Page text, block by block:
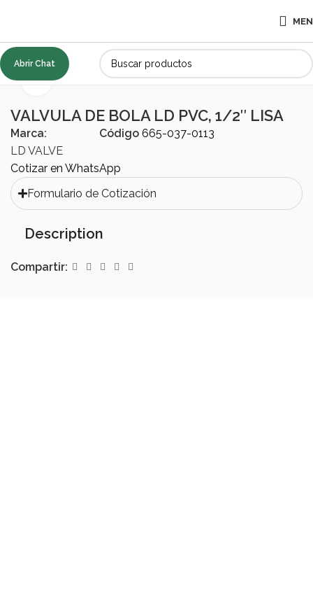
Abrir Chat
Inicio ACCESORIOS Válvulas
Click to enlarge
VALVULA DE BOLA LD PVC, 1/2″ LISA
Marca:
LD VALVE
Código 665-037-0113
Cotizar en WhatsApp
Formulario de Cotización
Description
Compartir: